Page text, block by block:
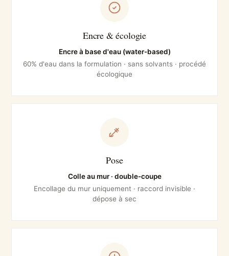
Encre & écologie
Encre à base d'eau (water-based)
60% d'eau dans la formulation · sans solvants · procédé
écologique
Pose
Colle au mur · double-coupe
Encollage du mur uniquement · raccord invisible ·
dépose à sec